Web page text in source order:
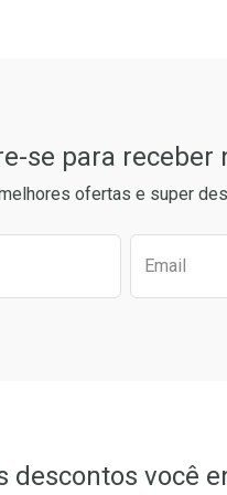
Comprar
Por R$
Comprar
Por R$
se para receber
ofertas e super
o formulário
Email
descontos você